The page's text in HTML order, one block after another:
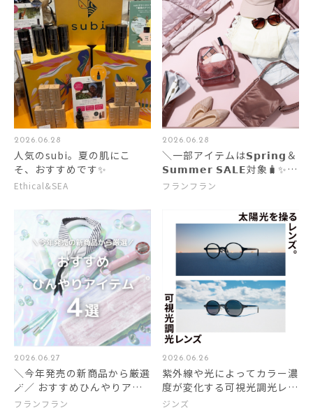
2026.06.28
人気のsubi。夏の肌にこ
そ、おすすめです✨
Ethical&SEA
2026.06.28
＼一部アイテムは𝗦𝗽𝗿𝗶𝗻𝗴＆
𝗦𝘂𝗺𝗺𝗲𝗿 𝗦𝗔𝗟𝗘対象🧳✨／
旅行をもっと可愛く快適に過
フランフラン
2026.06.27
＼今年発売の新商品から厳選
🪄／ おすすめひんやりアイ
テム 4選 ❄️🫧
フランフラン
2026.06.26
紫外線や光によってカラー濃
度が変化する可視光調光レン
ズ特別価格！
ジンズ